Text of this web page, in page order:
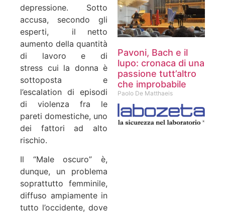
depressione. Sotto
accusa, secondo gli
esperti, il netto
aumento della quantità
di lavoro e di
stress cui la donna è
sottoposta e
l’escalation di episodi
di violenza fra le
pareti domestiche, uno
dei fattori ad alto
rischio.
Il “Male oscuro” è,
dunque, un problema
soprattutto femminile,
diffuso ampiamente in
tutto l’occidente, dove
Pavoni, Bach e il
lupo: cronaca di una
passione tutt’altro
che improbabile
Paolo De Matthaeis